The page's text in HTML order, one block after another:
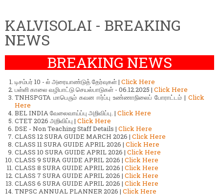
KALVISOLAI - BREAKING
NEWS
BREAKING NEWS
டிசம்பர் 10 - ல் அரையாண்டுத் தேர்வுகள் | Click Here
பள்ளி காலை வழிபாட்டு செயல்பாடுகள் - 06.12.2025 | Click Here
TNHSPGTA மாபெரும் கவன ஈர்ப்பு உண்ணாநிலைப் போராட்டம் | Click
Here
BEL INDIA வேலைவாய்ப்பு அறிவிப்பு. | Click Here
CTET 2026 அறிவிப்பு | Click Here
DSE - Non Teaching Staff Details | Click Here
CLASS 12 SURA GUIDE MARCH 2026 | Click Here
CLASS 11 SURA GUIDE APRIL 2026 | Click Here
CLASS 10 SURA GUIDE APRIL 2026 | Click Here
CLASS 9 SURA GUIDE APRIL 2026 | Click Here
CLASS 8 SURA GUIDE APRIL 2026 | Click Here
CLASS 7 SURA GUIDE APRIL 2026 | Click Here
CLASS 6 SURA GUIDE APRIL 2026 | Click Here
TNPSC ANNUAL PLANNER 2026 | Click Here